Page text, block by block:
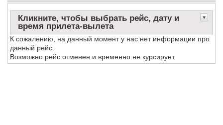
Кликните, чтобы выбрать рейс, дату и
время прилета-вылета
К сожалению, на данный момент у нас нет информации про
данный рейс.
Возможно рейс отменен и временно не курсирует.